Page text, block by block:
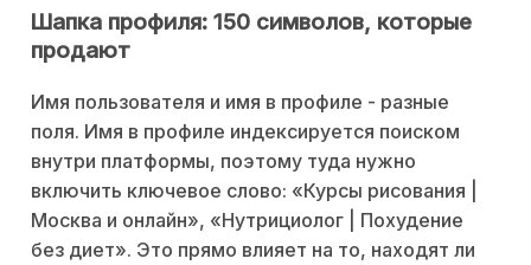
Шапка профиля: 150 символов, которые
продают
Имя пользователя и имя в профиле - разные
поля. Имя в профиле индексируется поиском
внутри платформы, поэтому туда нужно
включить ключевое слово: «Курсы рисования |
Москва и онлайн», «Нутрициолог | Похудение
без диет». Это прямо влияет на то, находят ли